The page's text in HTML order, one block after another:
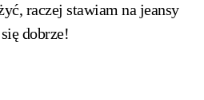
raczej stawiam na jeansy
dobrze!